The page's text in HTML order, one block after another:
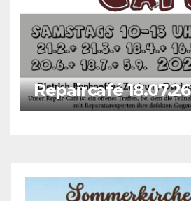
Repaircafé 18.07.26